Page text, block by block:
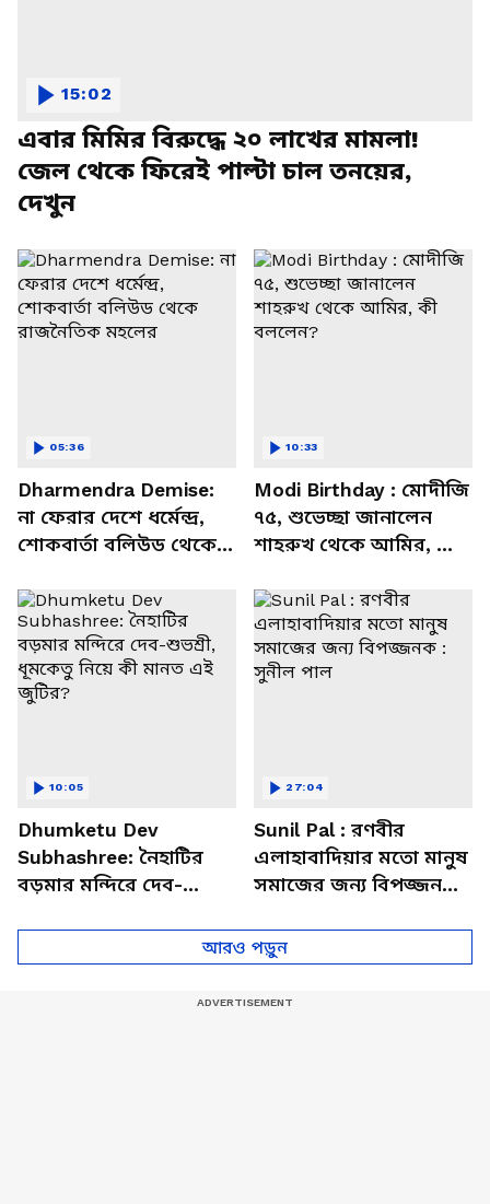
এবার মিমির বিরুদ্ধে ২০ লাখের মামলা!
জেল থেকে ফিরেই পাল্টা চাল তনয়ের,
দেখুন
15:02
Dharmendra Demise:
না ফেরার দেশে ধর্মেন্দ্র,
শোকবার্তা বলিউড থেকে
05:36
Modi Birthday : মোদীজি
৭৫, শুভেচ্ছা জানালেন
শাহরুখ থেকে আমির, কী
10:33
Dhumketu Dev
Subhashree: নৈহাটির
বড়মার মন্দিরে দেব-
10:05
Sunil Pal : রণবীর
এলাহাবাদিয়ার মতো মানুষ
সমাজের জন্য বিপজ্জনক :
27:04
আরও পড়ুন